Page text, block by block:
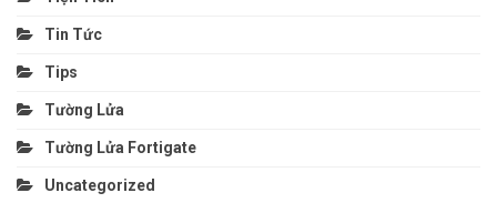
Tin Tức
Tips
Tường Lửa
Tường Lửa Fortigate
Uncategorized